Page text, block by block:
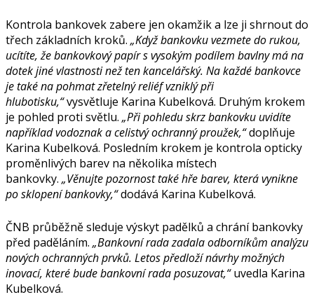
Kontrola bankovek zabere jen okamžik a lze ji shrnout do
třech základních kroků. „Když bankovku vezmete do rukou,
ucítíte, že bankovkový papír s vysokým podílem bavlny má na
dotek jiné vlastnosti než ten kancelářský. Na každé bankovce
je také na pohmat zřetelný reliéf vzniklý při
hlubotisku,“vysvětluje Karina Kubelková. Druhým krokem
je pohled proti světlu. „Při pohledu skrz bankovku uvidíte
například vodoznak a celistvý ochranný proužek,“doplňuje
Karina Kubelková. Posledním krokem je kontrola opticky
proměnlivých barev na několika místech
bankovky. „Věnujte pozornost také hře barev, která vynikne
po sklopení bankovky,“dodává Karina Kubelková.
ČNB průběžně sleduje výskyt padělků a chrání bankovky
před paděláním. „Bankovní rada zadala odborníkům analýzu
nových ochranných prvků. Letos předloží návrhy možných
inovací, které bude bankovní rada posuzovat,“uvedla Karina
Kubelková.